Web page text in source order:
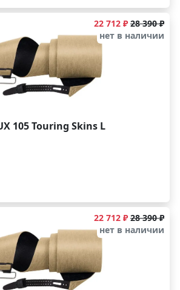
22 712 ₽ 28 390 ₽
нет в наличии
105 Touring Skins L
22 712 ₽ 28 390 ₽
нет в наличии